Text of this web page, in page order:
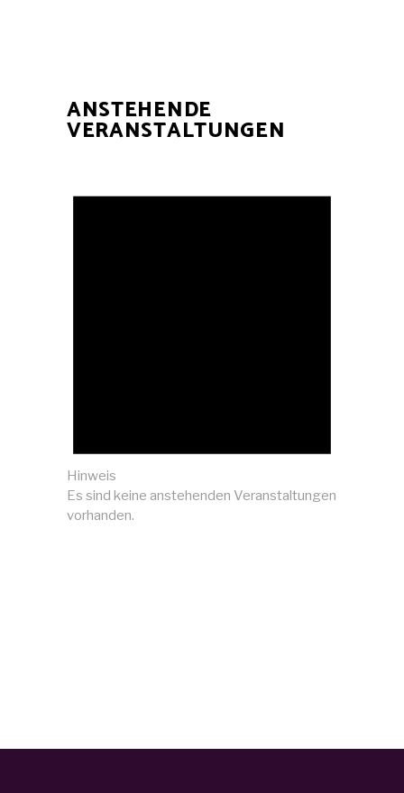
ANSTEHENDE
VERANSTALTUNGEN
Hinweis
Es sind keine anstehenden Veranstaltungen
vorhanden.